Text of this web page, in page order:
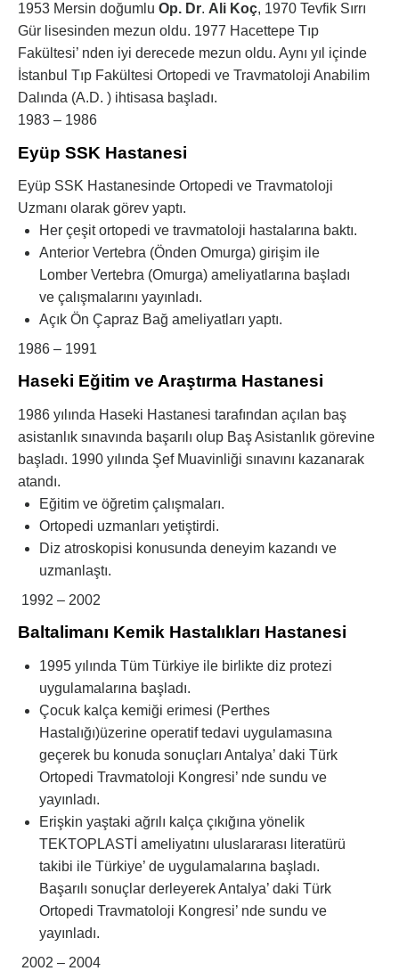
1953 Mersin doğumlu Op. Dr. Ali Koç, 1970 Tevfik Sırrı
Gür lisesinden mezun oldu. 1977 Hacettepe Tıp
Fakültesi’ nden iyi derecede mezun oldu. Aynı yıl içinde
İstanbul Tıp Fakültesi Ortopedi ve Travmatoloji Anabilim
Dalında (A.D. ) ihtisasa başladı.
1983 – 1986
Eyüp SSK Hastanesi
Eyüp SSK Hastanesinde Ortopedi ve Travmatoloji
Uzmanı olarak görev yaptı.
Her çeşit ortopedi ve travmatoloji hastalarına baktı.
Anterior Vertebra (Önden Omurga) girişim ile
Lomber Vertebra (Omurga) ameliyatlarına başladı
ve çalışmalarını yayınladı.
Açık Ön Çapraz Bağ ameliyatları yaptı.
1986 – 1991
Haseki Eğitim ve Araştırma Hastanesi
1986 yılında Haseki Hastanesi tarafından açılan baş
asistanlık sınavında başarılı olup Baş Asistanlık görevine
başladı. 1990 yılında Şef Muavinliği sınavını kazanarak
atandı.
Eğitim ve öğretim çalışmaları.
Ortopedi uzmanları yetiştirdi.
Diz atroskopisi konusunda deneyim kazandı ve
uzmanlaştı.
1992 – 2002
Baltalimanı Kemik Hastalıkları Hastanesi
1995 yılında Tüm Türkiye ile birlikte diz protezi
uygulamalarına başladı.
Çocuk kalça kemiği erimesi (Perthes
Hastalığı)üzerine operatif tedavi uygulamasına
geçerek bu konuda sonuçları Antalya’ daki Türk
Ortopedi Travmatoloji Kongresi’ nde sundu ve
yayınladı.
Erişkin yaştaki ağrılı kalça çıkığına yönelik
TEKTOPLASTİ ameliyatını uluslararası literatürü
takibi ile Türkiye’ de uygulamalarına başladı.
Başarılı sonuçlar derleyerek Antalya’ daki Türk
Ortopedi Travmatoloji Kongresi’ nde sundu ve
yayınladı.
2002 – 2004